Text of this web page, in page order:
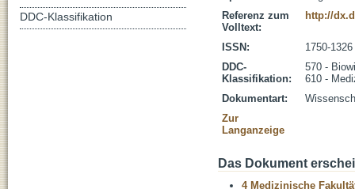
Referenz zum
Volltext:
http://
ISSN:
1750-1326
DDC-
Klassifikation:
570 -
610 -
Dokumentart:
Zur
Langanzeige
Das Dokument
4 Medizinische
DDC-Klassifikation